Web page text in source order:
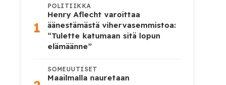
1
POLITIIKKA
Henry Aflecht varoittaa
äänestämästä vihervasemmistoa:
“Tulette katumaan sitä lopun
elämäänne”
SOMEUUTISET
Maailmalla nauretaan